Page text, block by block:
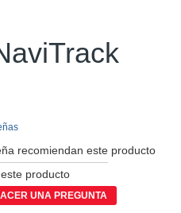
recomiendan este producto
producto
UNA PREGUNTA